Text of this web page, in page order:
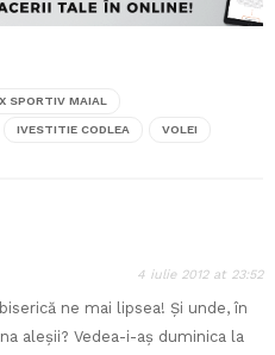
SPORTIV MAIAL
IVESTITIE CODLEA VOLEI
4 iulie 2012 at 23:52
ne mai lipsea! Și unde, în
aleșii? Vedea-i-aș duminica la